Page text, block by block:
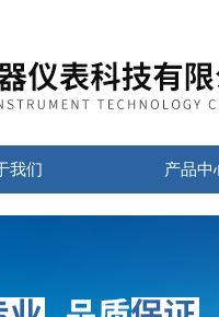
我们 产品中